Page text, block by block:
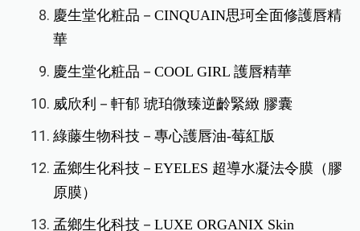
慶生堂化粧品－CINQUAIN思珂全面修護唇精
華
慶生堂化粧品－COOL GIRL 護唇精華
威欣利－軒郁 琥珀微臻逆齡緊緻 膠囊
綠藤生物科技－專心護唇油-莓紅版
孟鄉生化科技－EYELES 超導水凝法令膜（膠
原膜）
孟鄉生化科技－LUXE ORGANIX Skin